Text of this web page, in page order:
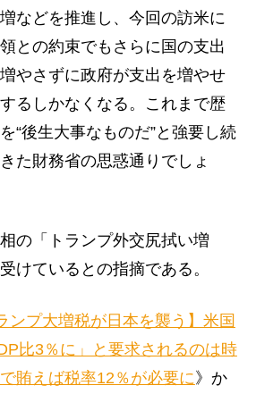
などを推進し、今回の訪米に
との約束でもさらに国の支出
やさずに政府が支出を増やせ
るしかなくなる。これまで歴
“後生大事なものだ”と強要し続
た財務省の思惑通りでしょ
の「トランプ外交尻拭い増
けているとの指摘である。
ンプ大増税が日本を襲う】米国
比3％に」と要求されるのは時
賄えば税率12％が必要に》か